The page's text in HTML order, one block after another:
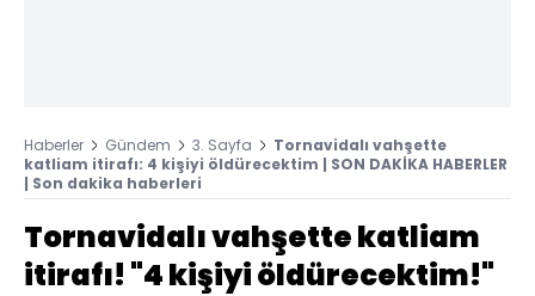
Haberler Gündem 3. Sayfa
Tornavidalı vahşette
katliam itirafı: 4 kişiyi öldürecektim | SON DAKİKA HABERLER
| Son dakika haberleri
Tornavidalı vahşette katliam
itirafı! "4 kişiyi öldürecektim!"